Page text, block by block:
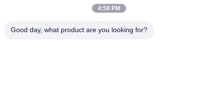
4:58 PM
Good day, what product are you looking for?